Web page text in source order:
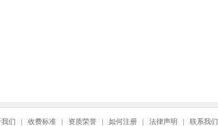
我们 | 收费标准 | 资质荣誉 | 如何注册 | 法律声明 |
联系我们